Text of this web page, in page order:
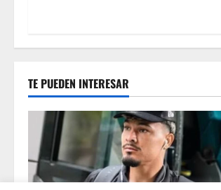
TE PUEDEN INTERESAR